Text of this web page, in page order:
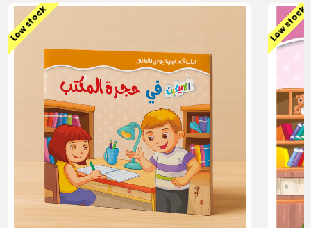
Low stock Low stock